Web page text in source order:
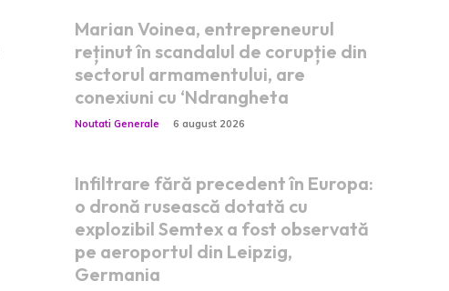
Marian Voinea, entrepreneurul
reținut în scandalul de corupție din
sectorul armamentului, are
conexiuni cu ‘Ndrangheta
Noutati Generale 6 august 2026
Infiltrare fără precedent în Europa:
o dronă rusească dotată cu
explozibil Semtex a fost observată
pe aeroportul din Leipzig,
Germania